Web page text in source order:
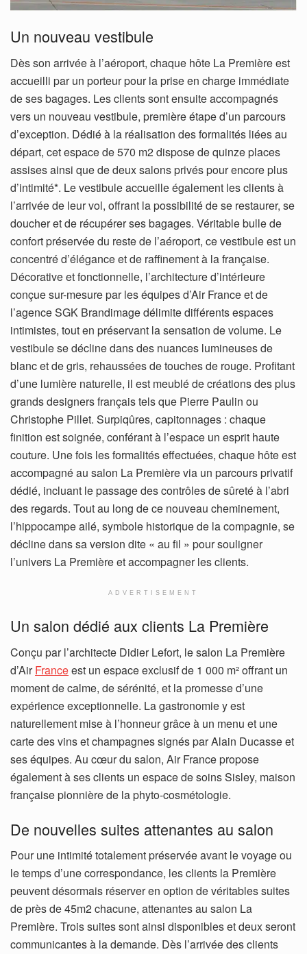
Un nouveau vestibule
Dès son arrivée à l’aéroport, chaque hôte La Première est
accueilli par un porteur pour la prise en charge immédiate
de ses bagages. Les clients sont ensuite accompagnés
vers un nouveau vestibule, première étape d’un parcours
d’exception. Dédié à la réalisation des formalités liées au
départ, cet espace de 570 m2 dispose de quinze places
assises ainsi que de deux salons privés pour encore plus
d’intimité*. Le vestibule accueille également les clients à
l’arrivée de leur vol, offrant la possibilité de se restaurer, se
doucher et de récupérer ses bagages. Véritable bulle de
confort préservée du reste de l’aéroport, ce vestibule est un
concentré d’élégance et de raffinement à la française.
Décorative et fonctionnelle, l’architecture d’intérieure
conçue sur-mesure par les équipes d’Air France et de
l’agence SGK Brandimage délimite différents espaces
intimistes, tout en préservant la sensation de volume. Le
vestibule se décline dans des nuances lumineuses de
blanc et de gris, rehaussées de touches de rouge. Profitant
d’une lumière naturelle, il est meublé de créations des plus
grands designers français tels que Pierre Paulin ou
Christophe Pillet. Surpiqûres, capitonnages : chaque
finition est soignée, conférant à l’espace un esprit haute
couture. Une fois les formalités effectuées, chaque hôte est
accompagné au salon La Première via un parcours privatif
dédié, incluant le passage des contrôles de sûreté à l’abri
des regards. Tout au long de ce nouveau cheminement,
l’hippocampe ailé, symbole historique de la compagnie, se
décline dans sa version dite « au fil » pour souligner
l’univers La Première et accompagner les clients.
ADVERTISEMENT
Un salon dédié aux clients La Première
Conçu par l’architecte Didier Lefort, le salon La Première
d’AirFranceest un espace exclusif de 1 000 m² offrant un
moment de calme, de sérénité, et la promesse d’une
expérience exceptionnelle. La gastronomie y est
naturellement mise à l’honneur grâce à un menu et une
carte des vins et champagnes signés par Alain Ducasse et
ses équipes. Au cœur du salon, Air France propose
également à ses clients un espace de soins Sisley, maison
française pionnière de la phyto-cosmétologie.
De nouvelles suites attenantes au salon
Pour une intimité totalement préservée avant le voyage ou
le temps d’une correspondance, les clients la Première
peuvent désormais réserver en option de véritables suites
de près de 45m2 chacune, attenantes au salon La
Première. Trois suites sont ainsi disponibles et deux seront
communicantes à la demande. Dès l’arrivée des clients